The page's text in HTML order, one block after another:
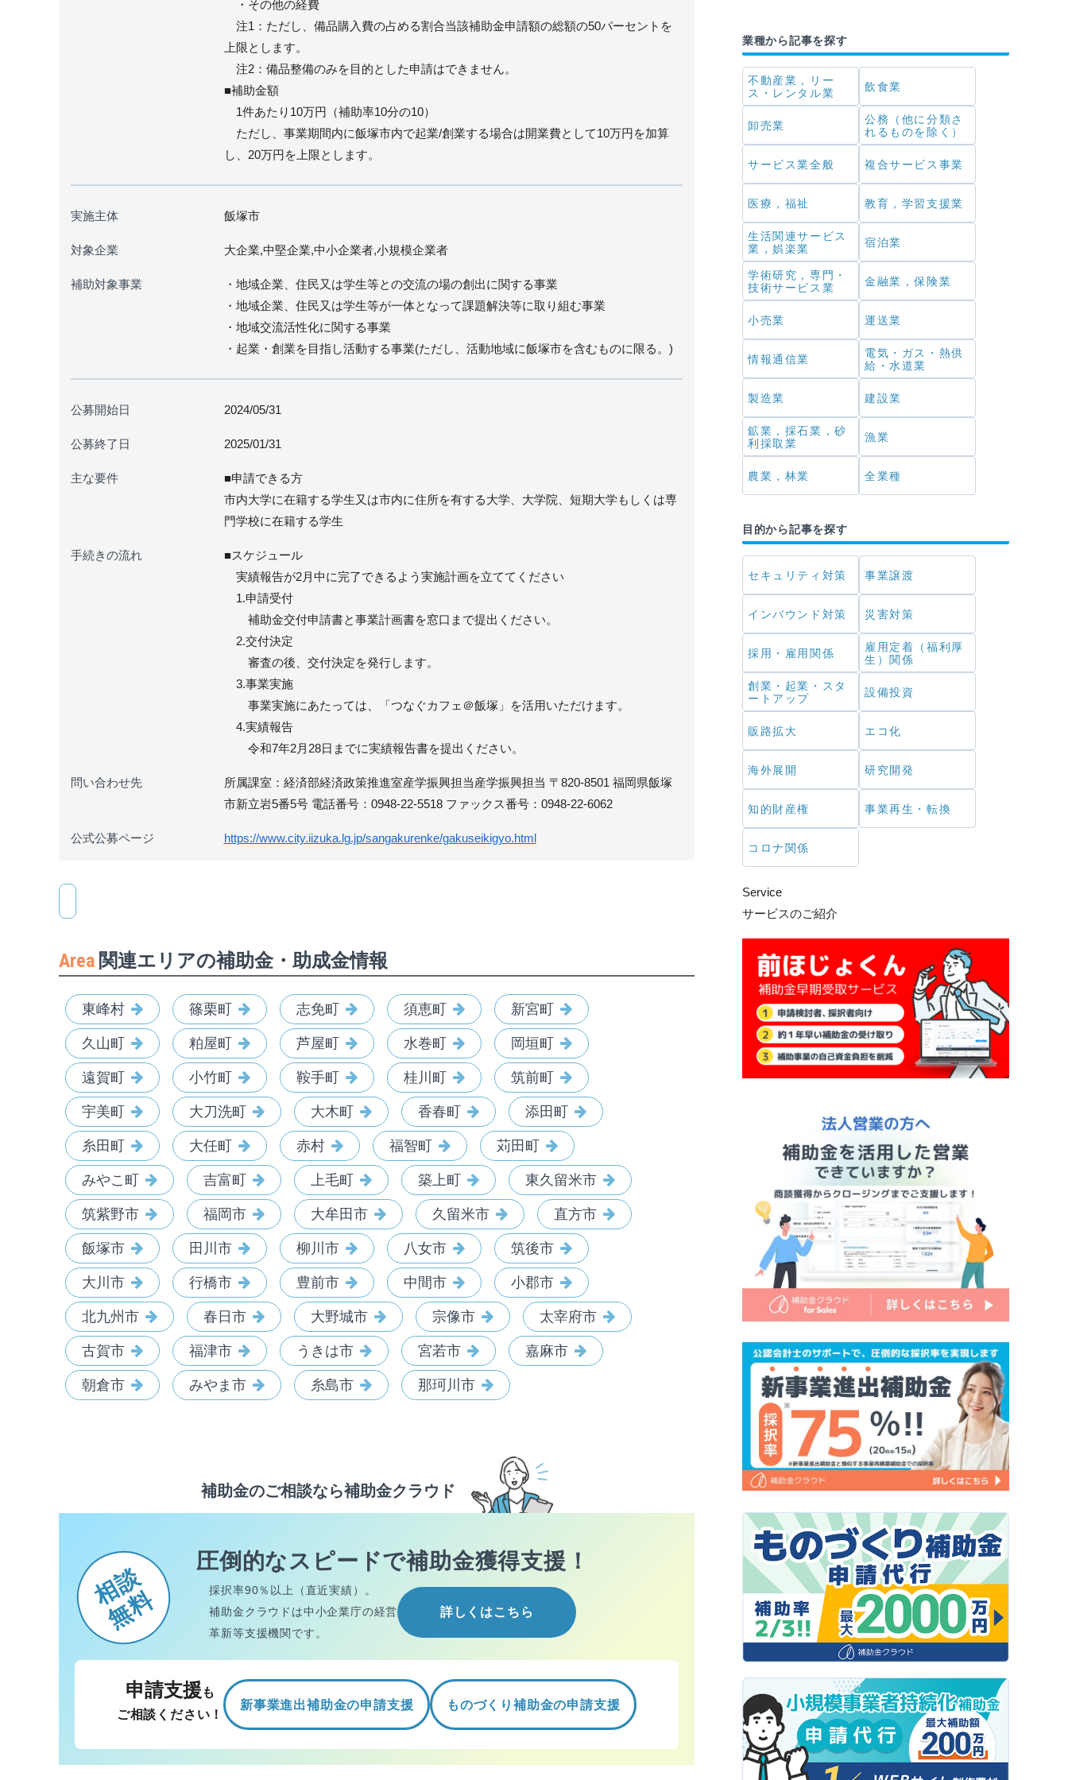
・その他の経費
注1：ただし、備品購入費の占める割合当該補助金申請額の総額の50パーセントを
上限とします。
注2：備品整備のみを目的とした申請はできません。
■補助金額
1件あたり10万円（補助率10分の10）
ただし、事業期間内に飯塚市内で起業/創業する場合は開業費として10万円を加算
し、20万円を上限とします。
実施主体 飯塚市
対象企業 大企業,中堅企業,中小企業者,小規模企業者
補助対象事業
・地域企業、住民又は学生等との交流の場の創出に関する事業
・地域企業、住民又は学生等が一体となって課題解決等に取り組む事業
・地域交流活性化に関する事業
・起業・創業を目指し活動する事業(ただし、活動地域に飯塚市を含むものに限る。)
公募開始日 2024/05/31
公募終了日 2025/01/31
主な要件
■申請できる方
市内大学に在籍する学生又は市内に住所を有する大学、大学院、短期大学もしくは専
門学校に在籍する学生
手続きの流れ
■スケジュール
実績報告が2月中に完了できるよう実施計画を立ててください
1.申請受付
補助金交付申請書と事業計画書を窓口まで提出ください。
2.交付決定
審査の後、交付決定を発行します。
3.事業実施
事業実施にあたっては、「つなぐカフェ＠飯塚」を活用いただけます。
4.実績報告
令和7年2月28日までに実績報告書を提出ください。
問い合わせ先
所属課室：経済部経済政策推進室産学振興担当産学振興担当 〒820-8501 福岡県飯塚
市新立岩5番5号 電話番号：0948-22-5518 ファックス番号：0948-22-6062
公式公募ページ https://www.city.iizuka.lg.jp/sangakurenke/gakuseikigyo.html
Area 関連エリアの補助金・助成金情報
東峰村 篠栗町 志免町 須恵町 新宮町
久山町 粕屋町 芦屋町 水巻町 岡垣町
遠賀町 小竹町 鞍手町 桂川町 筑前町
宇美町 大刀洗町 大木町 香春町 添田町
糸田町 大任町 赤村 福智町 苅田町
みやこ町 吉富町 上毛町 築上町 東久留米市
筑紫野市 福岡市 大牟田市 久留米市 直方市
飯塚市 田川市 柳川市 八女市 筑後市
大川市 行橋市 豊前市 中間市 小郡市
北九州市 春日市 大野城市 宗像市 太宰府市
古賀市 福津市 うきは市 宮若市 嘉麻市
朝倉市 みやま市 糸島市 那珂川市
補助金のご相談なら補助金クラウド
相談
無料
圧倒的なスピードで補助金獲得支援！
採択率90％以上（直近実績）。
補助金クラウドは中小企業庁の経営
革新等支援機関です。
詳しくはこちら
申請支援 も
ご相談ください！
新事業進出補助金の申請支援 ものづくり補助金の申請支援
業種から記事を探す
不動産業，リー
ス・レンタル業
飲食業
卸売業
公務（他に分類さ
れるものを除く）
サービス業全般 複合サービス事業
医療，福祉 教育，学習支援業
生活関連サービス
業，娯楽業
宿泊業
学術研究，専門・
技術サービス業
金融業，保険業
小売業 運送業
情報通信業
電気・ガス・熱供
給・水道業
製造業 建設業
鉱業，採石業，砂
利採取業
漁業
農業，林業 全業種
目的から記事を探す
セキュリティ対策 事業譲渡
インバウンド対策 災害対策
採用・雇用関係
雇用定着（福利厚
生）関係
創業・起業・スタ
ートアップ
設備投資
販路拡大 エコ化
海外展開 研究開発
知的財産権 事業再生・転換
コロナ関係
Service
サービスのご紹介